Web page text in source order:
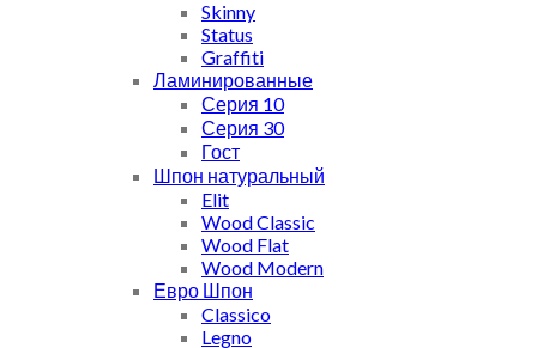
Skinny
Status
Graffiti
Ламинированные
Серия 10
Серия 30
Гост
Шпон натуральный
Elit
Wood Classic
Wood Flat
Wood Modern
Евро Шпон
Classico
Legno